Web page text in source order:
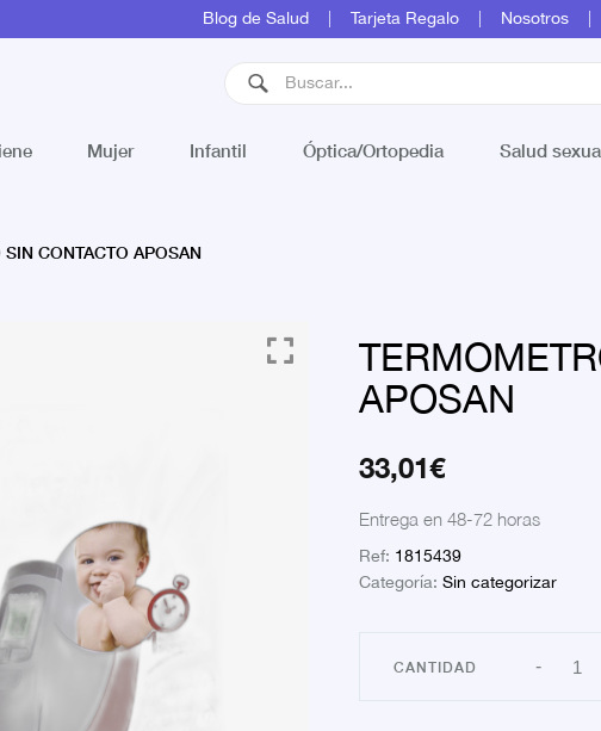
Blog de Salud Tarjeta Regalo Nosotros
Mujer Infantil Óptica/Ortopedia Salud
CONTACTO APOSAN
APOSAN
33,01€
Entrega en 48-72 horas
Ref: 1815439
Categoría:Sin categorizar
- SIN